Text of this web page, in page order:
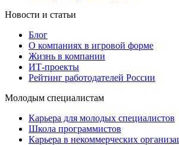
Новости и статьи
Блог
О компаниях в игровой форме
Жизнь в компании
ИТ-проекты
Рейтинг работодателей России
Молодым специалистам
Карьера для молодых специалистов
Школа программистов
Карьера в некоммерческих